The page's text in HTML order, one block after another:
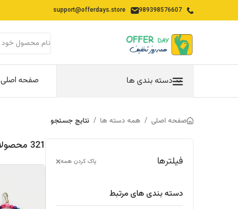
989398576607
support@offerdays.store
دسته بندی ها صفحه اصلی
صفحه اصلی / همه دسته ها / نتایج جستجو
فیلترها پاک کردن همه
دسته بندی های مرتبط
321 محصولات یافت شده در "کالای-دیجیتال"